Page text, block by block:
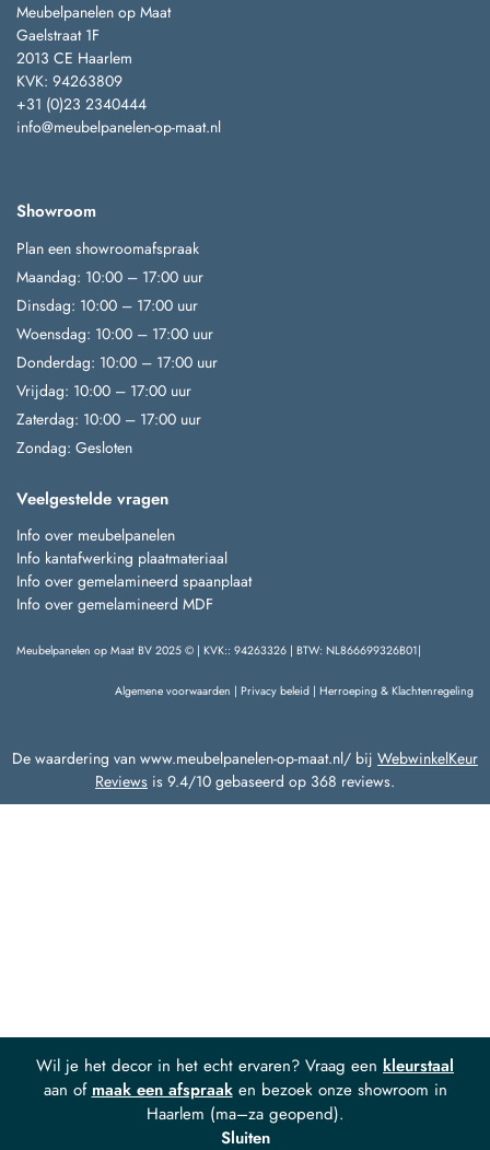
Wil je het decor in het echt ervaren? Vraag een kleurstaal
aan of maak een afspraaken bezoek onze showroom in
Haarlem (ma–za geopend).
Sluiten
Meubelpanelen op Maat
Gaelstraat 1F
2013 CE Haarlem
KVK: 94263809
+31 (0)23 2340444
info@meubelpanelen-op-maat.nl
Showroom
Plan een showroomafspraak
Maandag: 10:00 – 17:00 uur
Dinsdag: 10:00 – 17:00 uur
Woensdag: 10:00 – 17:00 uur
Donderdag: 10:00 – 17:00 uur
Vrijdag: 10:00 – 17:00 uur
Zaterdag: 10:00 – 17:00 uur
Zondag: Gesloten
Veelgestelde vragen
Info over meubelpanelen
Info kantafwerking plaatmateriaal
Info over gemelamineerd spaanplaat
Info over gemelamineerd MDF
Meubelpanelen op Maat BV 2025 © | KVK:: 94263326 | BTW: NL866699326B01|
Algemene voorwaarden | Privacy beleid | Herroeping & Klachtenregeling
De waardering van www.meubelpanelen-op-maat.nl/ bij WebwinkelKeur
Reviews is 9.4/10 gebaseerd op 368 reviews.